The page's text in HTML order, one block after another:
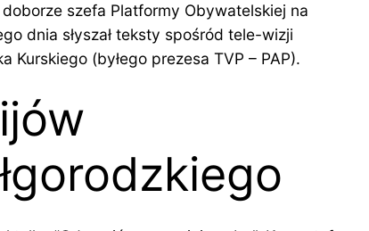
szefa Platformy Obywatelskiej na
dnia słyszał teksty spośród tele-wizji
Kurskiego (byłego prezesa TVP – PAP).